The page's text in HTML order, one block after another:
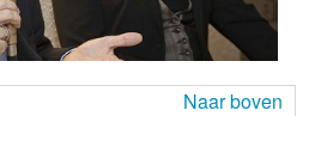
Naar boven